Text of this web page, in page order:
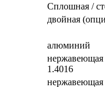
Сплошная /
двойная
алюминий
нержавеющая
1.4016
нержавеющая